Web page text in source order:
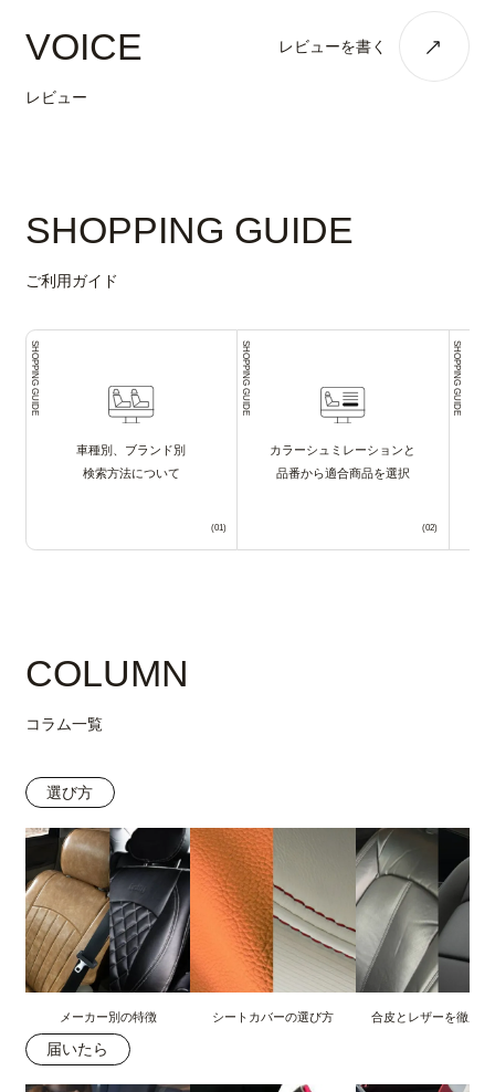
VOICE
レビュー
レビューを書く
SHOPPING GUIDE
ご利用ガイド
SHOPPING GUIDE
車種別、ブランド別
検索方法について
SHOPPING GUIDE
カラーシュミレーションと
品番から適合商品を選択
SHOPPING GUIDE
COLUMN
コラム一覧
選び方
メーカー別の特徴 シートカバーの選び方 合皮とレザーを徹底比
届いたら